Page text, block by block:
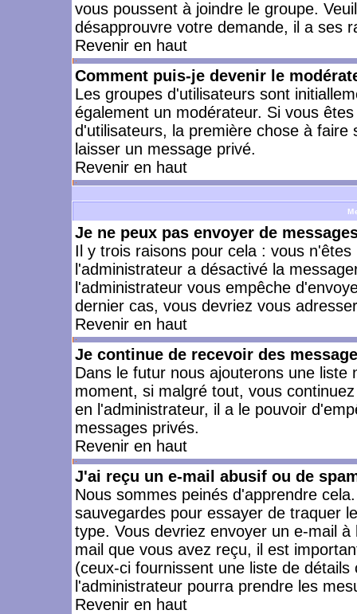
vous poussent à joindre le groupe.
désapprouvre votre demande, il a ses
Revenir en haut
Comment puis-je devenir le
Les groupes d'utilisateurs sont
également un modérateur. Si vous
d'utilisateurs, la première chose à
laisser un message privé.
Revenir en haut
Je ne peux pas envoyer de
Il y trois raisons pour cela : vous
l'administrateur a désactivé la
l'administrateur vous empêche
dernier cas, vous devriez vous
Revenir en haut
Je continue de recevoir des
Dans le futur nous ajouterons une
moment, si malgré tout, vous
en l'administrateur, il a le pouvoir
messages privés.
Revenir en haut
J'ai reçu un e-mail abusif ou de
Nous sommes peinés d'apprendre
sauvegardes pour essayer de traquer
type. Vous devriez envoyer un e-mail
mail que vous avez reçu, il est
(ceux-ci fournissent une liste de
l'administrateur pourra prendre les
Revenir en haut